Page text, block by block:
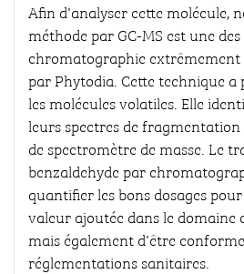
Afin d'analyser cette molécule,
méthode par GC-MS est une
chromatographie
par Phytodia. Cette technique
les molécules volatiles. Elle
leurs spectres de
de spectromètre de masse. Le
benzaldehyde par
quantifier les bons dosages
valeur ajoutée dans le domaine
mais également d'être
réglementations sanitaires.